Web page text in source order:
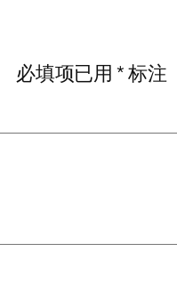
必填项已用*标注